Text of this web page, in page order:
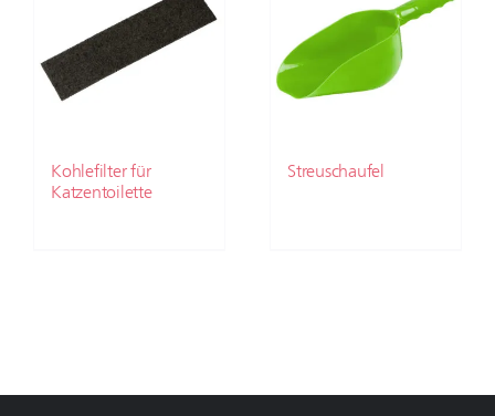
Kohlefilter für
Katzentoilette
Streuschaufel